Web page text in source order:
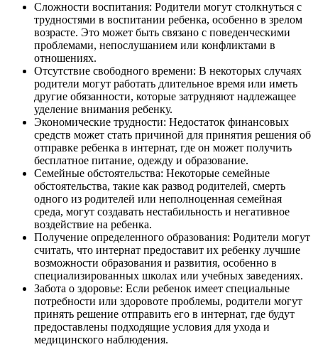
Сложности воспитания: Родители могут столкнуться с
трудностями в воспитании ребенка, особенно в зрелом
возрасте. Это может быть связано с поведенческими
проблемами, непослушанием или конфликтами в
отношениях.
Отсутствие свободного времени: В некоторых случаях
родители могут работать длительное время или иметь
другие обязанности, которые затрудняют надлежащее
уделение внимания ребенку.
Экономические трудности: Недостаток финансовых
средств может стать причиной для принятия решения об
отправке ребенка в интернат, где он может получить
бесплатное питание, одежду и образование.
Семейные обстоятельства: Некоторые семейные
обстоятельства, такие как развод родителей, смерть
одного из родителей или неполноценная семейная
среда, могут создавать нестабильность и негативное
воздействие на ребенка.
Получение определенного образования: Родители могут
считать, что интернат предоставит их ребенку лучшие
возможности образования и развития, особенно в
специализированных школах или учебных заведениях.
Забота о здоровье: Если ребенок имеет специальные
потребности или здоровоте проблемы, родители могут
принять решение отправить его в интернат, где будут
предоставлены подходящие условия для ухода и
медицинского наблюдения.